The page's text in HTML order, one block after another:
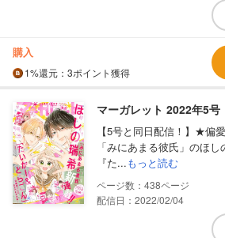
購入
1%還元 ：3ポイント獲得
マーガレット 2022年5号
【5号と同日配信！】★偏
「みにあまる彼氏」のほ
『た...もっと読む
438
配信日：2022/02/04